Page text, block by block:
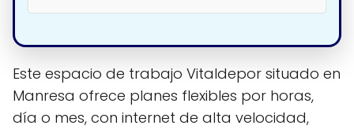
Este espacio de trabajo Vitaldepor situado en
Manresa ofrece planes flexibles por horas,
día o mes, con internet de alta velocidad,